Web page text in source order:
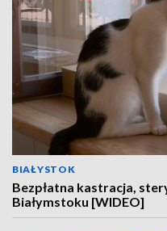
BIAŁYSTOK
Bezpłatna kastracja,
Białymstoku [WIDEO]